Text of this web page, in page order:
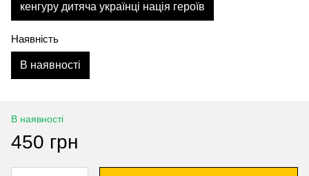
кенгуру дитяча українці нація героїв
Наявність
В наявності
В наявності
450 грн